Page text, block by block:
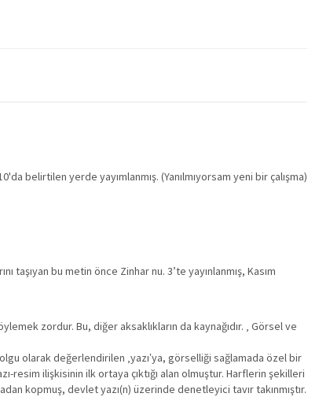
belirtilen yerde yayımlanmış. (Yanılmıyorsam yeni bir çalışma)
bu metin önce Zinhar nu. 3’te yayınlanmış, Kasım
zordur. Bu, diğer aksaklıkların da kaynağıdır. ‚ Görsel ve
olarak değerlendirilen ‚yazı‛ya, görselliği sağlamada özel bir
resim ilişkisinin ilk ortaya çıktığı alan olmuştur. Harflerin şekilleri
kopmuş, devlet yazı(n) üzerinde denetleyici tavır takınmıştır.